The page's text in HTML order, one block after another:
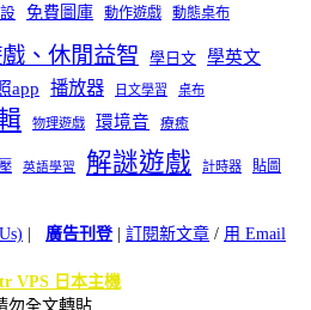
免費圖庫 動作遊戲 動態桌布
、休閒益智 學日文 學英文
app 播放器 日文學習 桌布
物理遊戲 環境音 療癒
英語學習 解謎遊戲 計時器
貼圖
| 廣告刊登| 訂閱新文章 / 用 Email
VPS 日本主機
勿全文轉貼